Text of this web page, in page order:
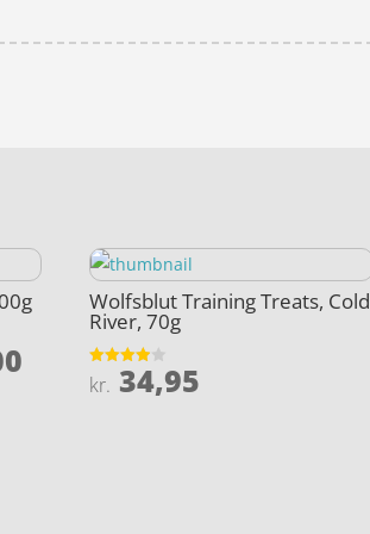
aktuelle
Wolfsblut Training Treats, Cold
River, 70g
Vurderet
3.9
kr. 34,95